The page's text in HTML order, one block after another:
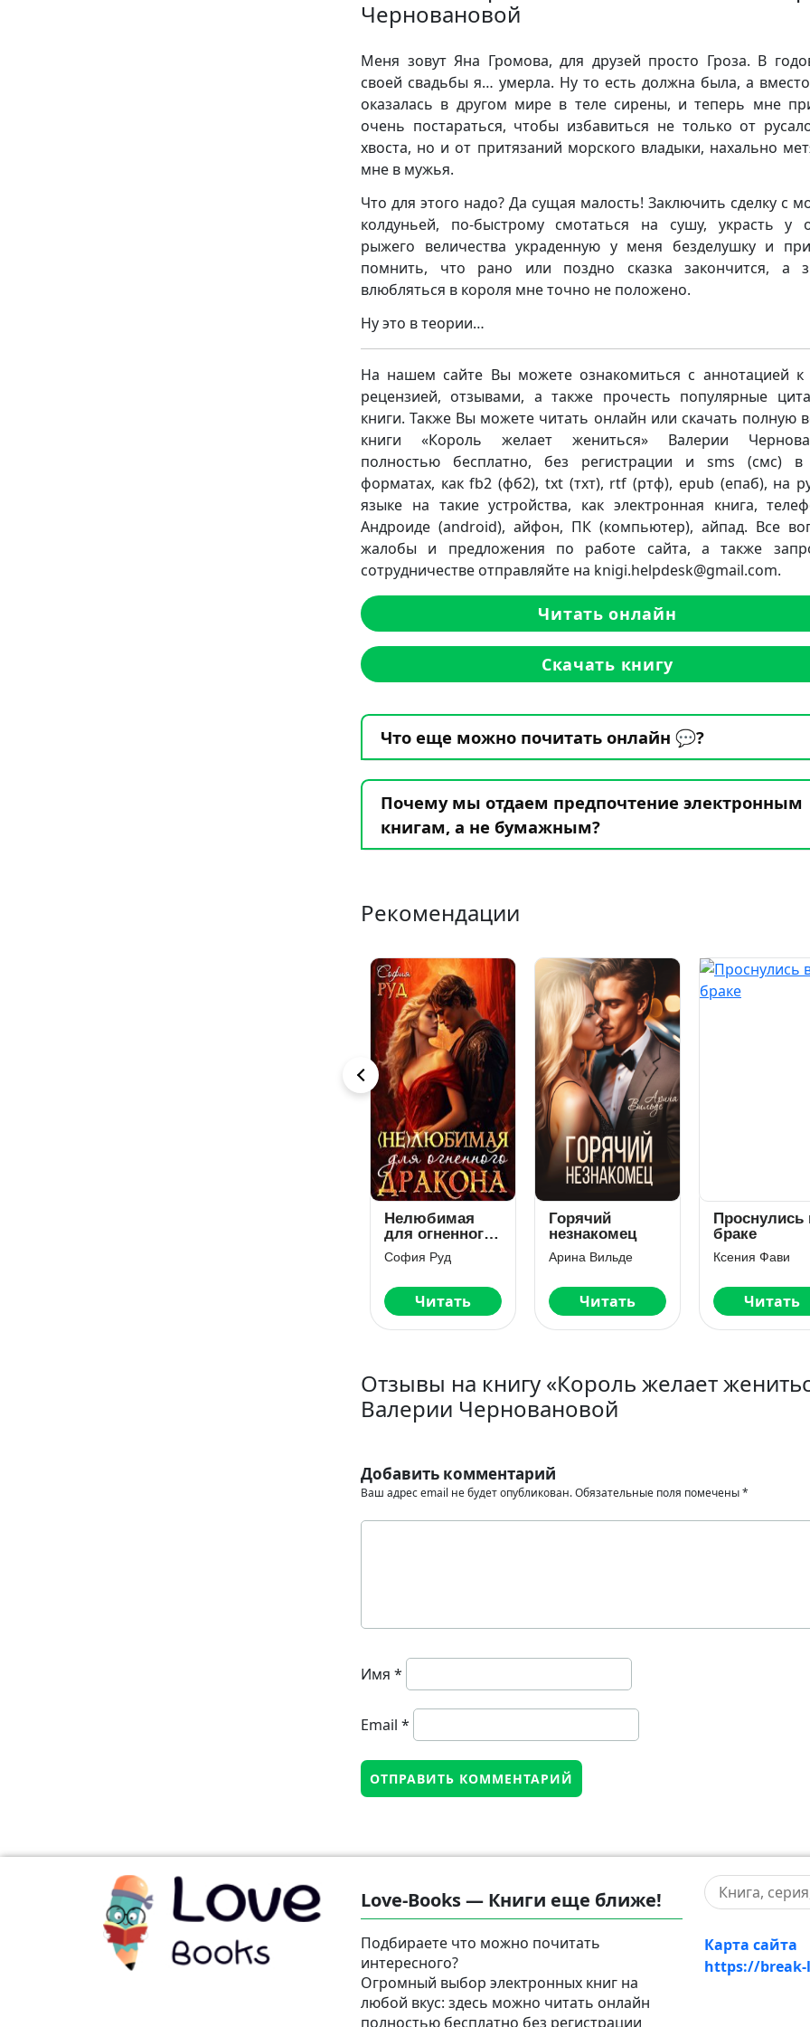
Черновановой
Меня зовут Яна Громова, для друзей просто Гроза. В
своей свадьбы я… умерла. Ну то есть должна была, а вместо
оказалась в другом мире в теле сирены, и теперь мне
очень постараться, чтобы избавиться не только от
хвоста, но и от притязаний морского владыки, нахально
мне в мужья.
Что для этого надо? Да сущая малость! Заключить сделку с
колдуньей, по-быстрому смотаться на сушу, украсть у
рыжего величества украденную у меня безделушку и
помнить, что рано или поздно сказка закончится, а
влюбляться в короля мне точно не положено.
Ну это в теории…
На нашем сайте Вы можете ознакомиться с аннотацией к
рецензией, отзывами, а также прочесть популярные
книги. Также Вы можете читать онлайн или скачать полную
книги «Король желает жениться» Валерии
полностью бесплатно, без регистрации и sms (смс) в
форматах, как fb2 (фб2), txt (тхт), rtf (ртф), epub (епаб), на
языке на такие устройства, как электронная книга,
Андроиде (android), айфон, ПК (компьютер), айпад. Все
жалобы и предложения по работе сайта, а также
сотрудничестве отправляйте на knigi.helpdesk@gmail.com.
Читать онлайн
Скачать книгу
Что еще можно почитать онлайн 💬?
Почему мы отдаем предпочтение электронным
книгам, а не бумажным?
Рекомендации
Горячий
незнакомец
Арина Вильде
Читать
Проснулись в
браке
Ксения Фави
Читать
Наваждение
генерала
драконов
Мария Лунёва
Читать
Отзывы на книгу «Король желает
Валерии Черновановой
Добавить комментарий
Ваш адрес email не будет опубликован.Обязательные поля помечены*
Имя *
Email *
Love-Books — Книги еще ближе!
Подбираете что можно почитать
интересного?
Огромный выбор электронных книг на
любой вкус: здесь можно читать онлайн
полностью бесплатно без регистрации
Карта сайта
https://break-